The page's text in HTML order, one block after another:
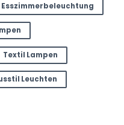
Esszimmerbeleuchtung
Textil Lampen
Leuchten